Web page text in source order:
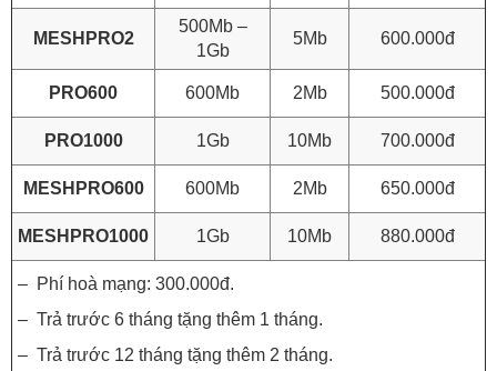
MESHPRO2
500Mb –
1Gb
5Mb 600.000đ
PRO600 600Mb 2Mb 500.000đ
PRO1000 1Gb 10Mb 700.000đ
MESHPRO600 600Mb 2Mb 650.000đ
MESHPRO1000 1Gb 10Mb 880.000đ
– Phí hoà mạng: 300.000đ.
– Trả trước 6 tháng tặng thêm 1 tháng.
– Trả trước 12 tháng tặng thêm 2 tháng.